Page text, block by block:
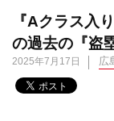
『Aクラス入
の過去の『盗
2025年7月17日 広